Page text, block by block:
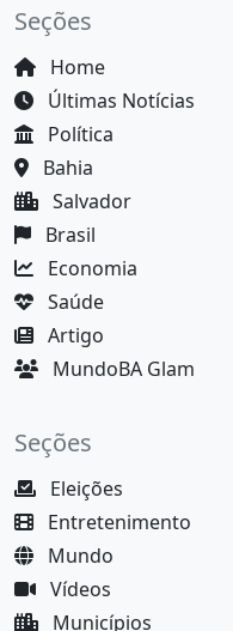
Seções
Home
Últimas Notícias
Política
Bahia
Salvador
Brasil
Economia
Saúde
Artigo
MundoBA Glam
Seções
Eleições
Entretenimento
Mundo
Vídeos
Municípios